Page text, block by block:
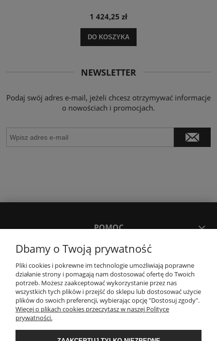
1 424,25 zł
DO KOSZYKA
NEWSLETTER
Podaj swój adres e-mail, jeżeli chcesz otrzymywać informacje
o nowościach i promocjach.
POMOC
MOJE KONTO
PŁATNOŚCI I DOSTAWA
Dbamy o Twoją prywatność
Pliki cookies i pokrewne im technologie umożliwiają poprawne
działanie strony i pomagają nam dostosować ofertę do Twoich
potrzeb. Możesz zaakceptować wykorzystanie przez nas
wszystkich tych plików i przejść do sklepu lub dostosować użycie
plików do swoich preferencji, wybierając opcję "Dostosuj zgody".
Więcej o plikach cookies przeczytasz w naszej Polityce
prywatności.